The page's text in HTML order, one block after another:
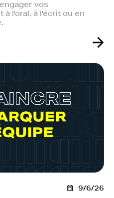
vos
l'oral, à l'écrit ou en
9/6/26